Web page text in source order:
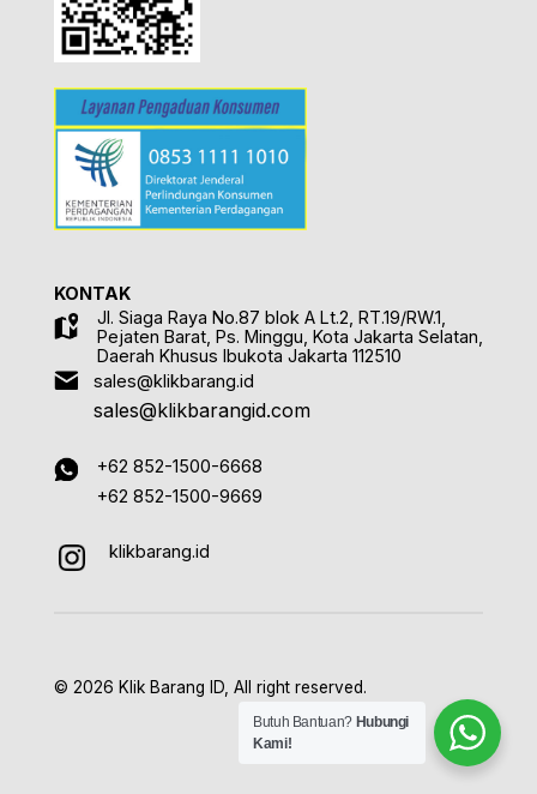
KONTAK
Jl. Siaga Raya No.87 blok A Lt.2, RT.19/RW.1,
Pejaten Barat, Ps. Minggu, Kota Jakarta Selatan,
Daerah Khusus Ibukota Jakarta 112510
sales@klikbarang.id
sales@klikbarangid.com
+62 852-1500-6668
+62 852-1500-9669
klikbarang.id
© 2026 Klik Barang ID, All right reserved.
Butuh Bantuan? Hubungi
Kami!